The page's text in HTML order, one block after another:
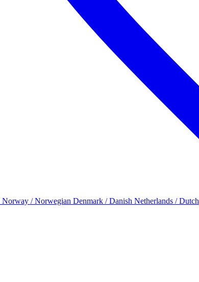
Norway / Norwegian Denmark / Danish Netherlands / Dutch